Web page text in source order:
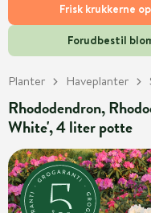
Frisk krukkerne
Forudbestil
Planter Haveplanter
Rhododendron,
White', 4 liter potte